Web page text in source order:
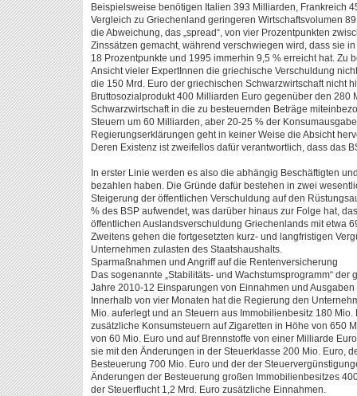
Beispielsweise benötigen Italien 393 Milliarden, Frankreich
Vergleich zu Griechenland geringeren Wirtschaftsvolumen
die Abweichung, das „spread“, von vier Prozentpunkten
Zinssätzen gemacht, während verschwiegen wird, dass sie
18 Prozentpunkte und 1995 immerhin 9,5 % erreicht hat. Zu
Ansicht vieler Expert­Innen die griechische Verschuldung
die 150 Mrd. Euro der griechischen Schwarzwirtschaft nicht
Bruttosozialprodukt 400 Milliarden Euro gegenüber den 280
Schwarzwirtschaft in die zu besteuernden Beträge
Steuern um 60 Milliarden, aber 20-25 % der
Regierungserklärungen geht in keiner Weise die Absicht
Deren Existenz ist zweifellos dafür verantwortlich, dass das
In erster Linie werden es also die abhängig Beschäftigten
bezahlen haben. Die Gründe dafür bestehen in zwei
Steigerung der öffentlichen Verschuldung auf den
% des BSP aufwendet, was darüber hinaus zur Folge hat,
öffentlichen Auslandsverschuldung Griechenlands mit etwa
Zweitens gehen die fortgesetzten kurz- und langfristigen
Unternehmen zulasten des Staatshaushalts.
Sparmaßnahmen und Angriff auf die Rentenversicherung
Das sogenannte „Stabilitäts- und Wachstumsprogramm“
Jahre 2010-12 Einsparungen von Einnahmen und
Innerhalb von vier Monaten hat die Regierung den
Mio. auferlegt und an Steuern aus Immobilienbesitz 180
zusätzliche Konsumsteuern auf Zigaretten in Höhe von 650
von 60 Mio. Euro und auf Brennstoffe von einer Milliarde
sie mit den Änderungen in der Steuerklasse 200 Mio. Euro,
Besteuerung 700 Mio. Euro und der der
Änderungen der Besteuerung großen Immobilienbesitzes
der Steuerflucht 1,2 Mrd. Euro zusätzliche Einnahmen.